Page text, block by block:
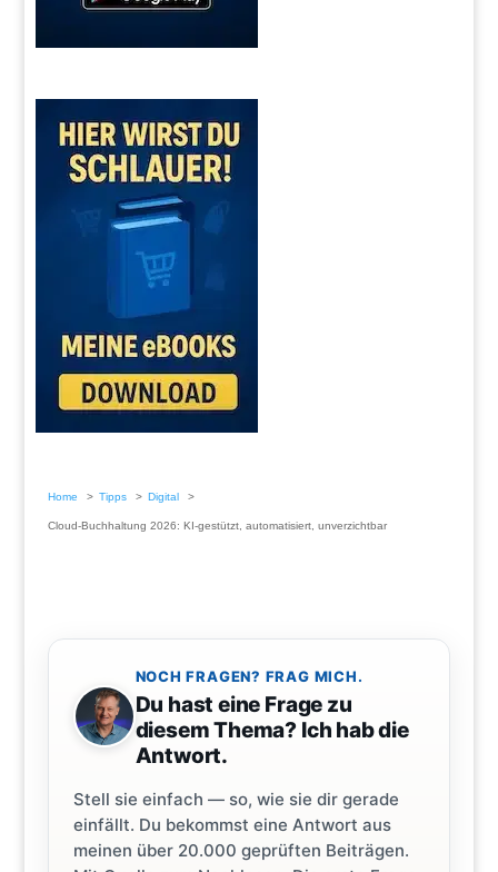
Home Tipps Digital
Cloud-Buchhaltung 2026: KI-gestützt, automatisiert, unverzichtbar
NOCH FRAGEN? FRAG MICH.
Du hast eine Frage zu
diesem Thema? Ich hab die
Antwort.
Stell sie einfach — so, wie sie dir gerade
einfällt. Du bekommst eine Antwort aus
meinen über 20.000 geprüften Beiträgen.